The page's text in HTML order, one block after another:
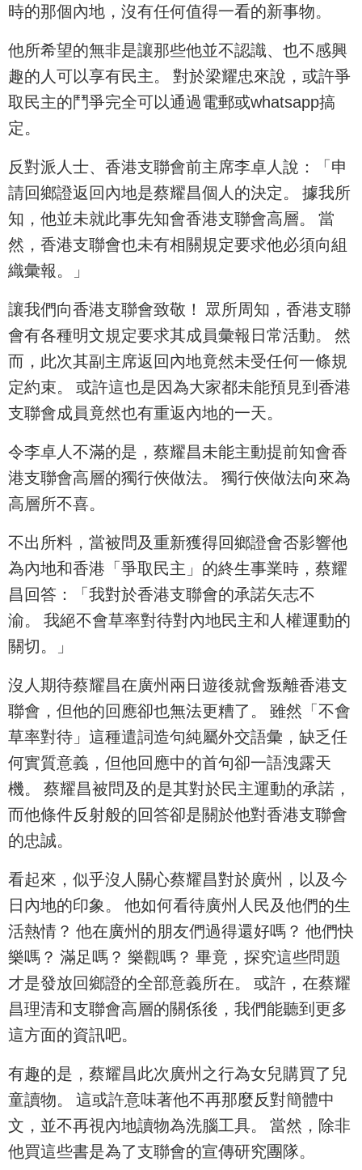
時的那個內地，沒有任何值得一看的新事物。
他所希望的無非是讓那些他並不認識、也不感興
趣的人可以享有民主。 對於梁耀忠來說，或許爭
取民主的鬥爭完全可以通過電郵或whatsapp搞
定。
反對派人士、香港支聯會前主席李卓人說：「申
請回鄉證返回內地是蔡耀昌個人的決定。 據我所
知，他並未就此事先知會香港支聯會高層。 當
然，香港支聯會也未有相關規定要求他必須向組
織彙報。」
讓我們向香港支聯會致敬！ 眾所周知，香港支聯
會有各種明文規定要求其成員彙報日常活動。 然
而，此次其副主席返回內地竟然未受任何一條規
定約束。 或許這也是因為大家都未能預見到香港
支聯會成員竟然也有重返內地的一天。
令李卓人不滿的是，蔡耀昌未能主動提前知會香
港支聯會高層的獨行俠做法。 獨行俠做法向來為
高層所不喜。
不出所料，當被問及重新獲得回鄉證會否影響他
為內地和香港「爭取民主」的終生事業時，蔡耀
昌回答：「我對於香港支聯會的承諾矢志不
渝。 我絕不會草率對待對內地民主和人權運動的
關切。」
沒人期待蔡耀昌在廣州兩日遊後就會叛離香港支
聯會，但他的回應卻也無法更糟了。 雖然「不會
草率對待」這種遣詞造句純屬外交語彙，缺乏任
何實質意義，但他回應中的首句卻一語洩露天
機。 蔡耀昌被問及的是其對於民主運動的承諾，
而他條件反射般的回答卻是關於他對香港支聯會
的忠誠。
看起來，似乎沒人關心蔡耀昌對於廣州，以及今
日內地的印象。 他如何看待廣州人民及他們的生
活熱情？ 他在廣州的朋友們過得還好嗎？ 他們快
樂嗎？ 滿足嗎？ 樂觀嗎？ 畢竟，探究這些問題
才是發放回鄉證的全部意義所在。 或許，在蔡耀
昌理清和支聯會高層的關係後，我們能聽到更多
這方面的資訊吧。
有趣的是，蔡耀昌此次廣州之行為女兒購買了兒
童讀物。 這或許意味著他不再那麼反對簡體中
文，並不再視內地讀物為洗腦工具。 當然，除非
他買這些書是為了支聯會的宣傳研究團隊。